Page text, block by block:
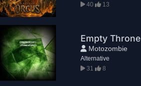
40
13
Empty Throne
Motozombie
Alternative
31
8